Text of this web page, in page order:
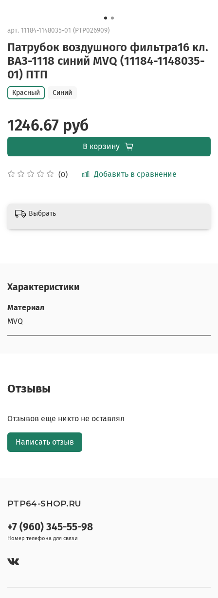
арт. 11184-1148035-01 (PTP026909)
Патрубок воздушного фильтра16 кл.
ВАЗ-1118 синий MVQ (11184-1148035-
01) ПТП
(0) Добавить в сравнение
Красный Синий
1246.67 руб
В корзину
Выбрать
Характеристики
Материал
MVQ
Отзывы
Отзывов еще никто не оставлял
Написать отзыв
+7 (960) 345-55-98
Номер телефона для связи
PTP64-SHOP.RU